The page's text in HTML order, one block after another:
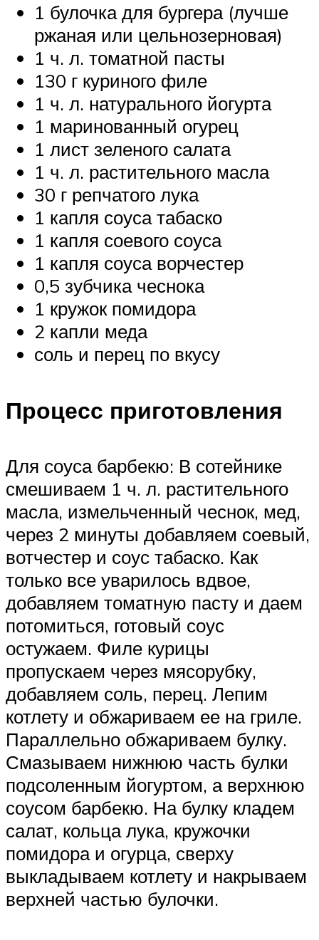
1 булочка для бургера (лучше
ржаная или цельнозерновая)
1 ч. л. томатной пасты
130 г куриного филе
1 ч. л. натурального йогурта
1 маринованный огурец
1 лист зеленого салата
1 ч. л. растительного масла
30 г репчатого лука
1 капля соуса табаско
1 капля соевого соуса
1 капля соуса ворчестер
0,5 зубчика чеснока
1 кружок помидора
2 капли меда
соль и перец по вкусу
Процесс приготовления
Для соуса барбекю: В сотейнике
смешиваем 1 ч. л. растительного
масла, измельченный чеснок, мед,
через 2 минуты добавляем соевый,
вотчестер и соус табаско. Как
только все уварилось вдвое,
добавляем томатную пасту и даем
потомиться, готовый соус
остужаем. Филе курицы
пропускаем через мясорубку,
добавляем соль, перец. Лепим
котлету и обжариваем ее на гриле.
Параллельно обжариваем булку.
Смазываем нижнюю часть булки
подсоленным йогуртом, а верхнюю
соусом барбекю. На булку кладем
салат, кольца лука, кружочки
помидора и огурца, сверху
выкладываем котлету и накрываем
верхней частью булочки.